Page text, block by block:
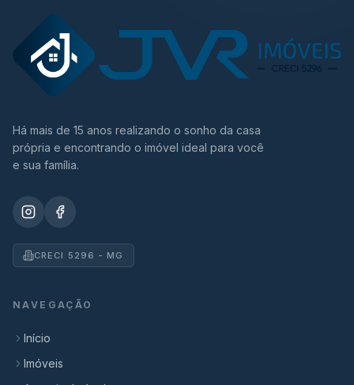
Há mais de 15 anos realizando o sonho da casa
própria e encontrando o imóvel ideal para você
e sua família.
CRECI 5296 - MG
NAVEGAÇÃO
Início
Imóveis